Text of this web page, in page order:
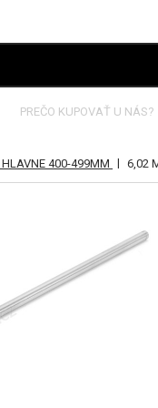
PREČO KUPOVAŤ U NÁS?
HLAVNE 400-499MM | 6,02